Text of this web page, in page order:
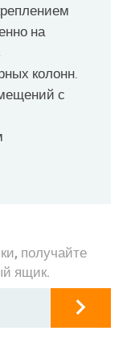
на
колонн.
с
получайте
ящик.